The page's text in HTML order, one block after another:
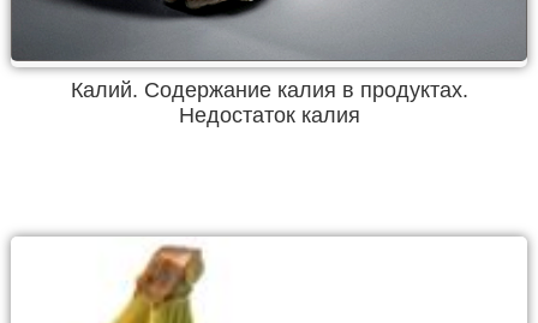
Калий. Содержание калия в продуктах.
Недостаток калия